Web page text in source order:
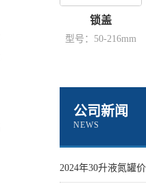
锁盖
型号：50-216mm
公司新闻
NEWS
2024年30升液氮罐